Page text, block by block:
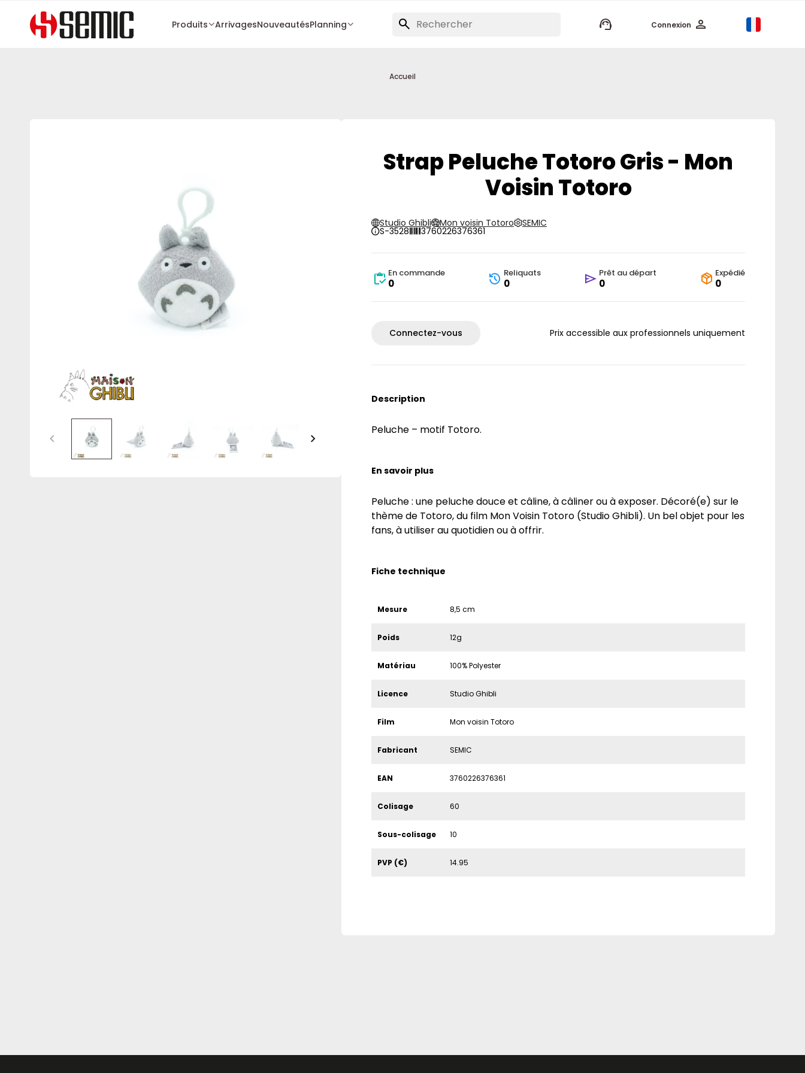
Produits ArrivagesNouveautésPlanning Connexion
Accueil
Strap Peluche Totoro Gris - Mon
Voisin Totoro
Studio Ghibli Mon voisin Totoro SEMIC
S-3528 3760226376361
En commande
0
Reliquats
0
Prêt au départ
0
Expédié
0
Connectez-vous Prix accessible aux professionnels uniquement
Description
Peluche – motif Totoro.
En savoir plus
Peluche : une peluche douce et câline, à câliner ou à exposer. Décoré(e) sur le
thème de Totoro, du film Mon Voisin Totoro (Studio Ghibli). Un bel objet pour les
fans, à utiliser au quotidien ou à offrir.
Fiche technique
Mesure 8,5 cm
Poids 12g
Matériau 100% Polyester
Licence Studio Ghibli
Film Mon voisin Totoro
Fabricant SEMIC
EAN 3760226376361
Colisage 60
Sous-colisage 10
PVP (€) 14.95